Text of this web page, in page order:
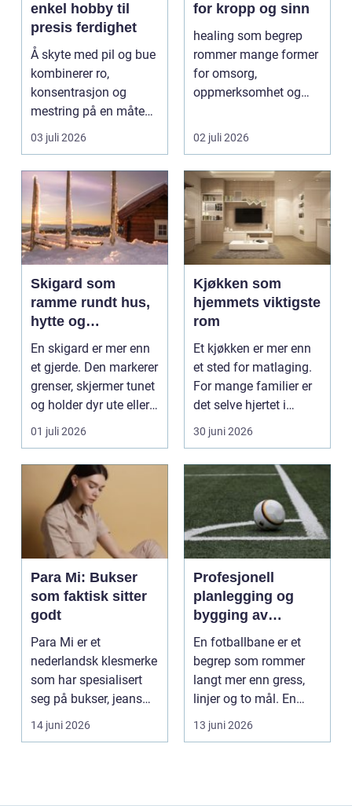
enkel hobby til
presis ferdighet
Å skyte med pil og bue
kombinerer ro,
konsentrasjon og
mestring på en måte
få andre aktiviteter
gjør...
03 juli 2026
for kropp og sinn
healing som begrep
rommer mange former
for omsorg,
oppmerksomhet og
som mål å s...
02 juli 2026
Skigard som
ramme rundt hus,
hytte og
kulturlandskap
En skigard er mer enn
et gjerde. Den markerer
grenser, skjermer tunet
og holder dyr ute eller
inne, ...
01 juli 2026
Kjøkken som
hjemmets viktigste
rom
Et kjøkken er mer enn
et sted for matlaging.
For mange familier er
det selve hjertet i
boligen, romm...
30 juni 2026
Para Mi: Bukser
som faktisk sitter
godt
Para Mi er et
nederlandsk klesmerke
som har spesialisert
seg på bukser, jeans
og skjørt...
14 juni 2026
Profesjonell
planlegging og
bygging av
fotballbane
En fotballbane er et
begrep som rommer
langt mer enn gress,
linjer og to mål. En
moderne bane ...
13 juni 2026